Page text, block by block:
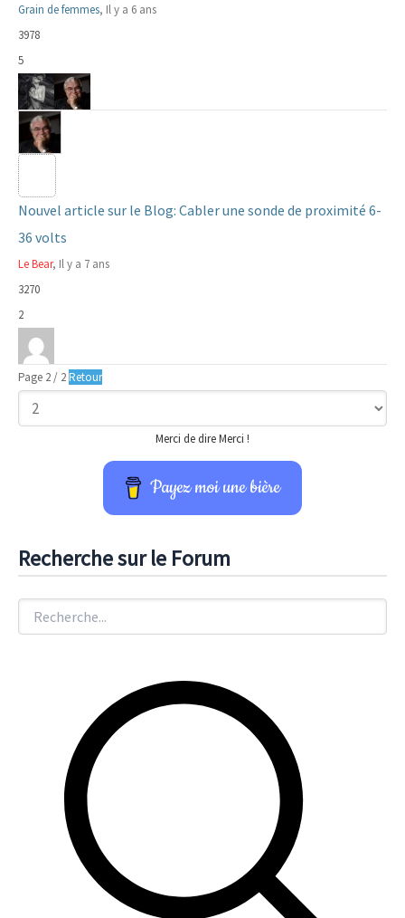
Grain de femmes, Il y a 6 ans
3978
5
Nouvel article sur le Blog: Cabler une sonde de proximité 6-
36 volts
Le Bear, Il y a 7 ans
3270
2
Page 2 / 2Retour
Merci de dire Merci !
Payez moi une bière
Recherche sur le Forum